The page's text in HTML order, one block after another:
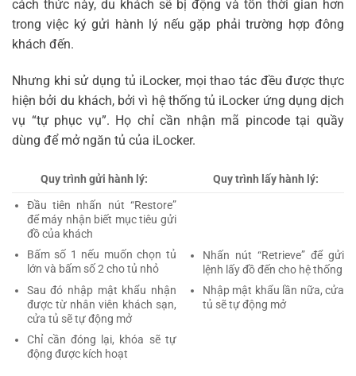
cách thức này, du khách sẽ bị động và tốn thời gian hơn
trong việc ký gửi hành lý nếu gặp phải trường hợp đông
khách đến.
Nhưng khi sử dụng tủ iLocker, mọi thao tác đều được thực
hiện bởi du khách, bởi vì hệ thống tủ iLocker ứng dụng dịch
vụ “tự phục vụ”. Họ chỉ cần nhận mã pincode tại quầy
dùng để mở ngăn tủ của iLocker.
Quy trình gửi hành lý:
Quy trình lấy hành lý:
Đầu tiên nhấn nút “Restore”
để máy nhận biết mục tiêu gửi
đồ của khách
Bấm số 1 nếu muốn chọn tủ
lớn và bấm số 2 cho tủ nhỏ
Sau đó nhập mật khẩu nhận
được từ nhân viên khách sạn,
cửa tủ sẽ tự động mở
Chỉ cần đóng lại, khóa sẽ tự
động được kích hoạt
Nhấn nút “Retrieve” để gửi
lệnh lấy đồ đến cho hệ thống
Nhập mật khẩu lần nữa, cửa
tủ sẽ tự động mở